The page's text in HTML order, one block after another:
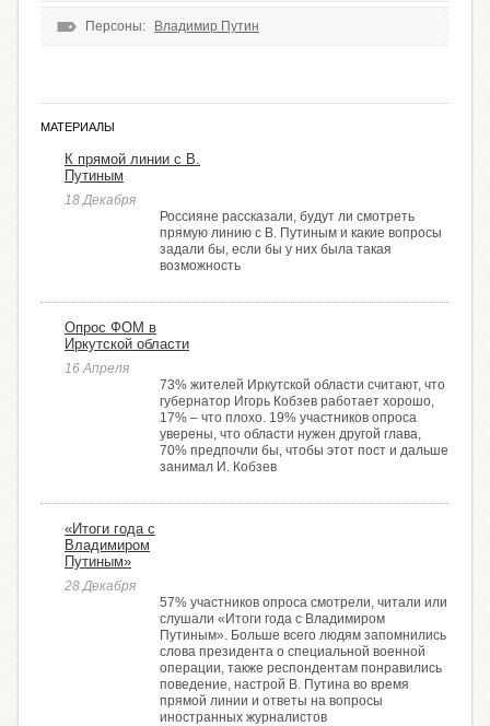
Персоны: Владимир Путин
МАТЕРИАЛЫ
К прямой линии с В.
Путиным
18 Декабря
Россияне рассказали, будут ли смотреть
прямую линию с В. Путиным и какие вопросы
задали бы, если бы у них была такая
возможность
Опрос ФОМ в
Иркутской области
16 Апреля
73% жителей Иркутской области считают, что
губернатор Игорь Кобзев работает хорошо,
17% – что плохо. 19% участников опроса
уверены, что области нужен другой глава,
70% предпочли бы, чтобы этот пост и дальше
занимал И. Кобзев
«Итоги года с
Владимиром
Путиным»
28 Декабря
57% участников опроса смотрели, читали или
слушали «Итоги года с Владимиром
Путиным». Больше всего людям запомнились
слова президента о специальной военной
операции, также респондентам понравились
поведение, настрой В. Путина во время
прямой линии и ответы на вопросы
иностранных журналистов